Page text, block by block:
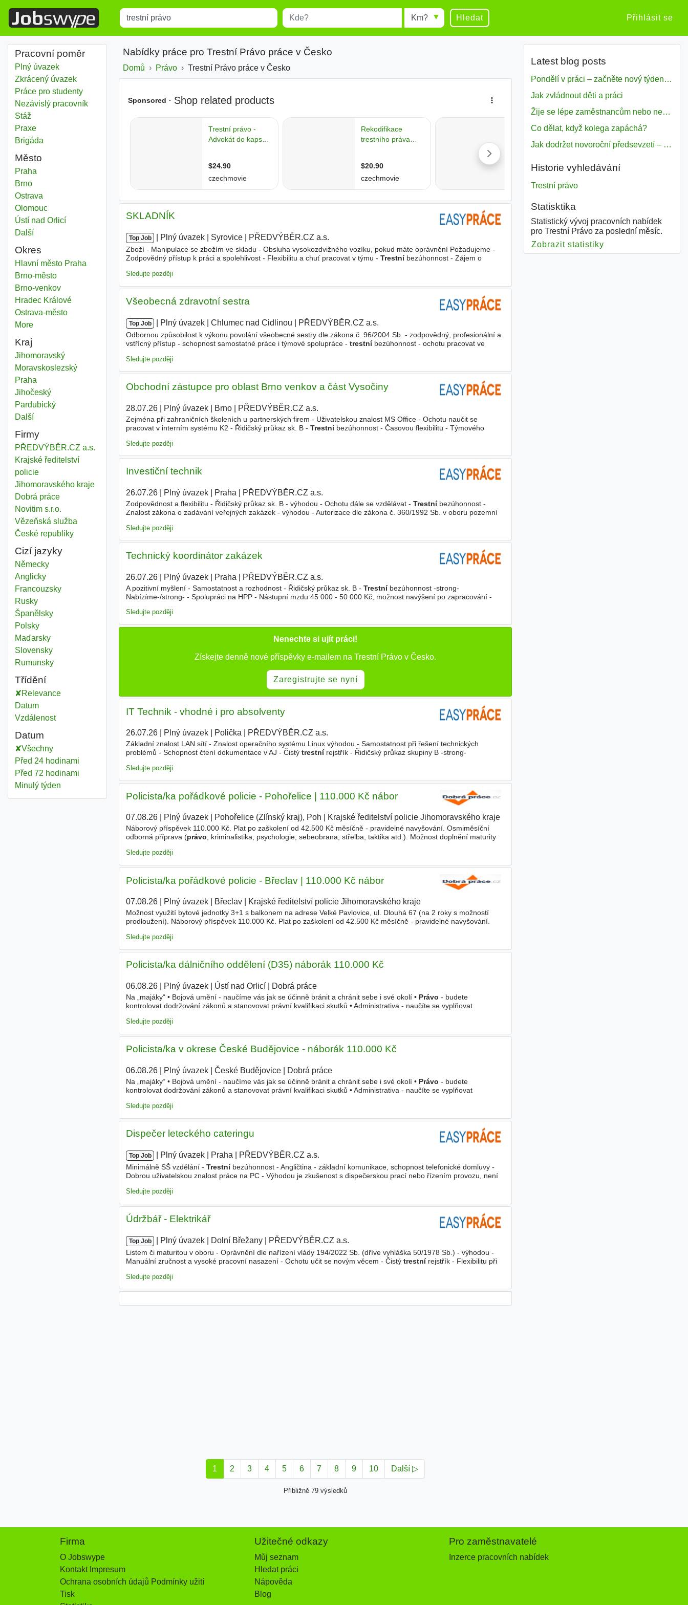
Title Místo
results.
Radius Hledat Přihlásit se
Pracovní poměr
Plný úvazek
Zkrácený úvazek
Práce pro studenty
Nezávislý pracovník
Stáž
Praxe
Brigáda
Město
Trestní právo
Praha
Trestní právo
Brno
Trestní právo
Ostrava
Trestní právo
Olomouc
Trestní právo
Ústí nad Orlicí
Dalšíměsta
Okres
Trestní právo
Hlavní město Praha
Trestní právo
Brno-městoOkres
Trestní právo
Brno-venkovOkres
Trestní právo
Hradec KrálovéOkres
Trestní právo
Ostrava-městoOkres
Moredistricts
Kraj
Trestní právo
JihomoravskýKraj
Trestní právo
MoravskoslezskýKraj
Trestní právo
Praha
Trestní právo
JihočeskýKraj
Trestní právo
PardubickýKraj
Dalšíkraj
Firmy
PŘEDVÝBĚR.CZ a.s.
Krajské ředitelství
policie
Jihomoravského kraje
Dobrá práce
Novitim s.r.o.
Vězeňská služba
České republiky
Cizí jazyky
Německy
Anglicky
Francouzsky
Rusky
Španělsky
Polsky
Maďarsky
Slovensky
Rumunsky
Třídění
Relevance
Datum
Vzdálenost
Datum
Všechny
Před 24 hodinami
Před 72 hodinami
Minulý týden
Nabídky práce pro Trestní Právo práce v Česko
Domů Právo Trestní Právo práce v Česko
SKLADNÍK
Top Job Plný úvazek Syrovice PŘEDVÝBĚR.CZ a.s.
Zboží - Manipulace se zbožím ve skladu - Obsluha vysokozdvižného vozíku, pokud máte oprávnění Požadujeme -
Zodpovědný přístup k práci a spolehlivost - Flexibilitu a chuť pracovat v týmu - Trestníbezúhonnost - Zájem o
Sledujte později
Všeobecná zdravotní sestra
Top Job Plný úvazek Chlumec nad Cidlinou PŘEDVÝBĚR.CZ a.s.
Odbornou způsobilost k výkonu povolání všeobecné sestry dle zákona č. 96/2004 Sb. - zodpovědný, profesionální a
vstřícný přístup - schopnost samostatné práce i týmové spolupráce - trestníbezúhonnost - ochotu pracovat ve
Sledujte později
Obchodní zástupce pro oblast Brno venkov a část Vysočiny
28.07.26| Plný úvazek| Brno| PŘEDVÝBĚR.CZ a.s.
Zejména při zahraničních školeních u partnerských firem - Uživatelskou znalost MS Office - Ochotu naučit se
pracovat v interním systému K2 - Řidičský průkaz sk. B - Trestníbezúhonnost - Časovou flexibilitu - Týmového
Sledujte později
Investiční technik
26.07.26| Plný úvazek| Praha PŘEDVÝBĚR.CZ a.s.
Zodpovědnost a flexibilitu - Řidičský průkaz sk. B - výhodou - Ochotu dále se vzdělávat - Trestníbezúhonnost -
Znalost zákona o zadávání veřejných zakázek - výhodou - Autorizace dle zákona č. 360/1992 Sb. v oboru pozemní
Sledujte později
Technický koordinátor zakázek
26.07.26| Plný úvazek| Praha PŘEDVÝBĚR.CZ a.s.
A pozitivní myšlení - Samostatnost a rozhodnost - Řidičský průkaz sk. B - Trestníbezúhonnost -strong-
Nabízíme-/strong- - Spolupráci na HPP - Nástupní mzdu 45 000 - 50 000 Kč, možnost navýšení po zapracování -
Sledujte později
Nenechte si ujít práci!
Získejte denně nové příspěvky e-mailem na Trestní Právo v Česko.
Zaregistrujte se nyní
IT Technik - vhodné i pro absolventy
26.07.26| Plný úvazek| Polička| PŘEDVÝBĚR.CZ a.s.
Základní znalost LAN sítí - Znalost operačního systému Linux výhodou - Samostatnost při řešení technických
problémů - Schopnost čtení dokumentace v AJ - Čistý trestnírejstřík - Řidičský průkaz skupiny B -strong-
Sledujte později
Policista/ka pořádkové policie - Pohořelice | 110.000 Kč nábor
07.08.26| Plný úvazek| Pohořelice (Zlínský kraj), Poh Krajské ředitelství policie Jihomoravského kraje
Náborový příspěvek 110.000 Kč. Plat po zaškolení od 42.500 Kč měsíčně - pravidelné navyšování. Osmiměsíční
odborná příprava (právo, kriminalistika, psychologie, sebeobrana, střelba, taktika atd.). Možnost doplnění maturity
Sledujte později
Policista/ka pořádkové policie - Břeclav | 110.000 Kč nábor
07.08.26| Plný úvazek| Břeclav| Krajské ředitelství policie Jihomoravského kraje
Možnost využití bytové jednotky 3+1 s balkonem na adrese Velké Pavlovice, ul. Dlouhá 67 (na 2 roky s možností
prodloužení). Náborový příspěvek 110.000 Kč. Plat po zaškolení od 42.500 Kč měsíčně - pravidelné navyšování.
Sledujte později
Policista/ka dálničního oddělení (D35) náborák 110.000 Kč
06.08.26| Plný úvazek| Ústí nad Orlicí| Dobrá práce
Na „majáky“ • Bojová umění - naučíme vás jak se účinně bránit a chránit sebe i své okolí • Právo - budete
kontrolovat dodržování zákonů a stanovovat právní kvalifikaci skutků • Administrativa - naučíte se vyplňovat
Sledujte později
Policista/ka v okrese České Budějovice - náborák 110.000 Kč
06.08.26| Plný úvazek| České Budějovice| Dobrá práce
Na „majáky“ • Bojová umění - naučíme vás jak se účinně bránit a chránit sebe i své okolí • Právo - budete
kontrolovat dodržování zákonů a stanovovat právní kvalifikaci skutků • Administrativa - naučíte se vyplňovat
Sledujte později
Dispečer leteckého cateringu
Top Job Plný úvazek Praha PŘEDVÝBĚR.CZ a.s.
Minimálně SŠ vzdělání - Trestníbezúhonnost - Angličtina - základní komunikace, schopnost telefonické domluvy -
Dobrou uživatelskou znalost práce na PC - Výhodou je zkušenost s dispečerskou prací nebo řízením provozu, není
Sledujte později
Údržbář - Elektrikář
Top Job Plný úvazek Dolní Břežany PŘEDVÝBĚR.CZ a.s.
Listem či maturitou v oboru - Oprávnění dle nařízení vlády 194/2022 Sb. (dříve vyhláška 50/1978 Sb.) - výhodou -
Manuální zručnost a vysoké pracovní nasazení - Ochotu učit se novým věcem - Čistý trestnírejstřík - Flexibilitu při
Sledujte později
1 2 3 4 5 6 7 8 9 10 Další ▷
Přibližně 79 výsledků
Latest blog posts
Pondělí v práci – začněte nový týden s motivací
Jak zvládnout děti a práci
Žije se lépe zaměstnancům nebo nezavislým pracovníkům
Co dělat, když kolega zapáchá?
Jak dodržet novoroční předsevzetí – naše tipy pro dobrý začátek roku 2018
Historie vyhledávání
Trestní právo
Statisktika
Statistický vývoj pracovních nabídek
pro Trestní Právo za poslední měsíc.
Zobrazit statistiky
Firma
O Jobswype
Kontakt Impresum
Ochrana osobních údajů Podmínky užití
Tisk
Užitečné odkazy
Můj seznam
Hledat práci
Nápověda
Blog
Pro zaměstnavatelé
Inzerce pracovních nabídek